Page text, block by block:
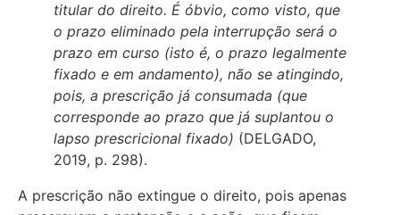
titular do direito. É óbvio, como visto, que
o prazo eliminado pela interrupção será o
prazo em curso (isto é, o prazo legalmente
fixado e em andamento), não se atingindo,
pois, a prescrição já consumada (que
corresponde ao prazo que já suplantou o
lapso prescricional fixado) (DELGADO,
2019, p. 298).
A prescrição não extingue o direito, pois apenas